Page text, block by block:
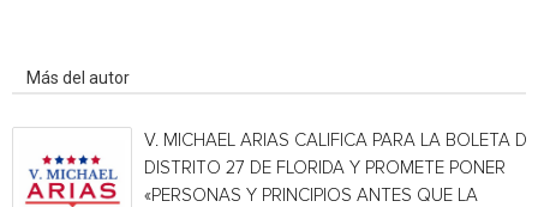
Más del autor
V. MICHAEL ARIAS CALIFICA PARA LA BOLETA
DISTRITO 27 DE FLORIDA Y PROMETE PONER
«PERSONAS Y PRINCIPIOS ANTES QUE LA